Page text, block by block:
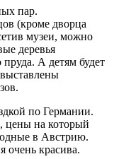
пар.
(кроме дворца
музеи, можно
деревья
А детям будет
по Германии.
цены на который
в Австрию.
очень красива.